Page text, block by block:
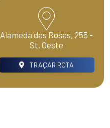
Alameda das Rosas, 255 -
St. Oeste
TRAÇAR ROTA